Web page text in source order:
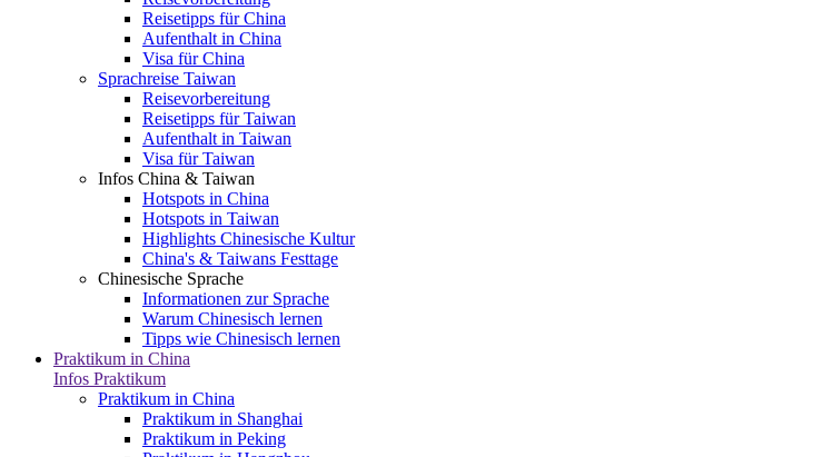
Reisetipps für China
Aufenthalt in China
Visa für China
Sprachreise Taiwan
Reisevorbereitung
Reisetipps für Taiwan
Aufenthalt in Taiwan
Visa für Taiwan
Infos China & Taiwan
Hotspots in China
Hotspots in Taiwan
Highlights Chinesische Kultur
China's & Taiwans Festtage
Chinesische Sprache
Informationen zur Sprache
Warum Chinesisch lernen
Tipps wie Chinesisch lernen
Praktikum in China
Infos Praktikum
Praktikum in China
Praktikum in Shanghai
Praktikum in Peking